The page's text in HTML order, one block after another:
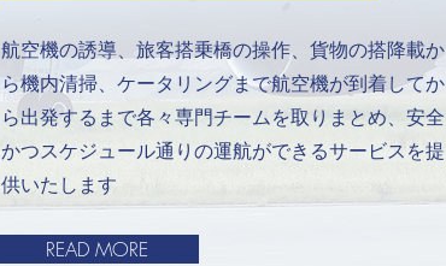
航空機の誘導、旅客搭乗橋の操作、貨物の搭降載か
ら機内清掃、ケータリングまで航空機が到着してか
ら出発するまで各々専門チームを取りまとめ、安全
かつスケジュール通りの運航ができるサービスを提
供いたします
READ MORE